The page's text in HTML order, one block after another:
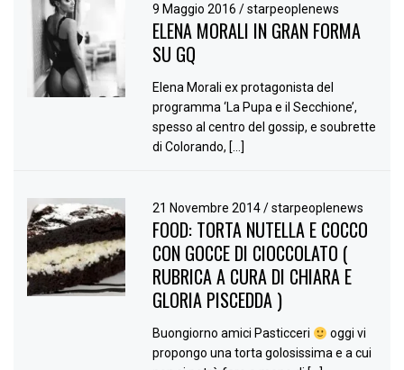
9 Maggio 2016/ starpeoplenews
ELENA MORALI IN GRAN FORMA
SU GQ
Elena Morali ex protagonista del
programma ‘La Pupa e il Secchione’,
spesso al centro del gossip, e soubrette
di Colorando, […]
21 Novembre 2014/ starpeoplenews
FOOD: TORTA NUTELLA E COCCO
CON GOCCE DI CIOCCOLATO (
RUBRICA A CURA DI CHIARA E
GLORIA PISCEDDA )
Buongiorno amici Pasticceri
oggi vi
propongo una torta golosissima e a cui